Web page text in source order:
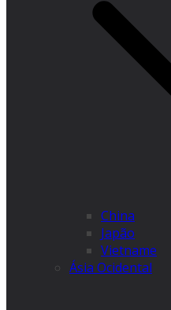
China
Japão
Vietname
Ásia Ocidental